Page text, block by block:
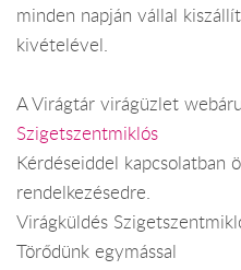
minden napján vállal
kivételével.
A Virágtár virágüzlet
Szigetszentmiklós
Kérdéseiddel kapcsolatban
rendelkezésedre.
Virágküldés
Törődünk egymással